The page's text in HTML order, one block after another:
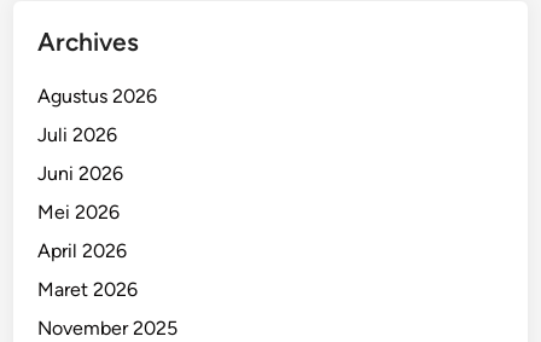
Archives
Agustus 2026
Juli 2026
Juni 2026
Mei 2026
April 2026
Maret 2026
November 2025